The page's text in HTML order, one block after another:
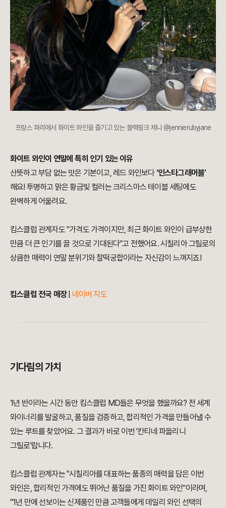
프랑스 파리에서 화이트 와인을 즐기고 있는 블랙핑크 제니 @jennierubyjane
화이트 와인이 연말에 특히 인기 있는 이유
산뜻하고 부담 없는 맛은 기본이고, 레드 와인보다 '인스타그래머블'
해요! 투명하고 맑은 황금빛 컬러는 크리스마스 테이블 세팅에도
완벽하게 어울려요.
킴스클럽 관계자도 "가격도 가격이지만, 최근 화이트 와인이 급부상한
만큼 더 큰 인기를 끌 것으로 기대된다"고 전했어요. 시칠리아 그릴로의
상큼한 매력이 연말 분위기와 찰떡궁합이라는 자신감이 느껴지죠!
킴스클럽 전국 매장 네이버 지도
기다림의 가치
1년 반이라는 시간 동안 킴스클럽 MD들은 무엇을 했을까요? 전 세계
와이너리를 발굴하고, 품질을 검증하고, 합리적인 가격을 만들어낼 수
있는 루트를 찾았어요. 그 결과가 바로 이번 '칸티네 파올리니
그릴로'랍니다.
킴스클럽 관계자는 "시칠리아를 대표하는 품종의 매력을 담은 이번
와인은, 합리적인 가격에도 뛰어난 품질을 가진 화이트 와인"이라며,
"1년 만에 선보이는 신제품인 만큼 고객들에게 데일리 와인 선택의